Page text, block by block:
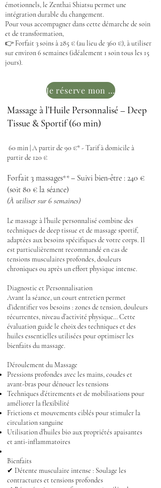
émotionnels, le Zenthai Shiatsu permet une
intégration durable du changement.
Pour vous accompagner dans cette démarche de soin
et de transformation,
👉 Forfait 3 soins à 285 € (au lieu de 360 €), à utiliser
sur environ 6 semaines (idéalement 1 soin tous les 15
jours).
Je réserve mon soin
Massage à l’Huile Personnalisé – Deep
Tissue & Sportif (60 min)
60 min | A partir de 90 €* - Tarif à domicile à
partir de 120 €
Forfait 3 massages**– Suivi bien-être : 240 €
(soit 80 € la séance)
(À utiliser sur 6 semaines)
Le massage à l’huile personnalisé combine des
techniques de deep tissue et de massage sportif,
adaptées aux besoins spécifiques de votre corps. Il
est particulièrement recommandé en cas de
tensions musculaires profondes, douleurs
chroniques ou après un effort physique intense.
Diagnostic et Personnalisation
Avant la séance, un court entretien permet
d’identifier vos besoins : zones de tension, douleurs
récurrentes, niveau d’activité physique… Cette
évaluation guide le choix des techniques et des
huiles essentielles utilisées pour optimiser les
bienfaits du massage.
Déroulement du Massage
Pressions profondes avec les mains, coudes et
avant-bras pour dénouer les tensions
Techniques d’étirements et de mobilisations pour
améliorer la flexibilité
Frictions et mouvements ciblés pour stimuler la
circulation sanguine
Utilisation d’huiles bio aux propriétés apaisantes
et anti-inflammatoires
Bienfaits
✔ Détente musculaire intense : Soulage les
contractures et tensions profondes